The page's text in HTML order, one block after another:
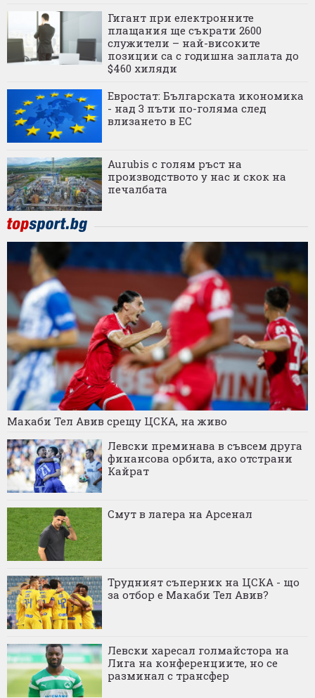
Гигант при електронните
плащания ще съкрати 2600
служители – най-високите
позиции са с годишна заплата до
$460 хиляди
Евростат: Българската икономика
- над 3 пъти по-голяма след
влизането в ЕС
Aurubis с голям ръст на
производството у нас и скок на
печалбата
Макаби Тел Авив срещу ЦСКА, на живо
Левски преминава в съвсем друга
финансова орбита, ако отстрани
Кайрат
Смут в лагера на Арсенал
Трудният съперник на ЦСКА - що
за отбор е Макаби Тел Авив?
Левски харесал голмайстора на
Лига на конференциите, но се
разминал с трансфер